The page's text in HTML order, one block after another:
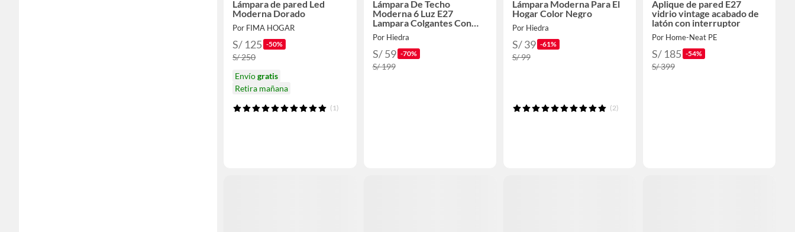
Lámpara de pared Led
Moderna Dorado
Por FIMA HOGAR
S/ 125 -50%
S/ 250
Envíogratis
Retira mañana
(1)
Lámpara De Techo
Moderna 6 Luz E27
Lampara Colgantes Con
Diy
Por Hiedra
S/ 59 -70%
S/ 199
Lámpara Moderna Para El
Hogar Color Negro
Por Hiedra
S/ 39 -61%
S/ 99
(2)
Aplique de pared E27
vidrio vintage acabado de
latón con interruptor
Por Home-Neat PE
S/ 185 -54%
S/ 399